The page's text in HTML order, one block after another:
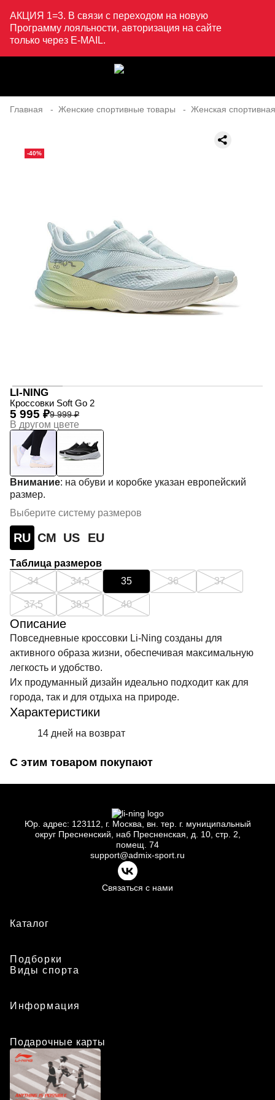
АКЦИЯ 1=3. В связи с переходом на новую
Программу лояльности, авторизация на сайте
только через E-MAIL.
Главная Женские спортивные товары Женская
-40%
LI-NING
Кроссовки Soft Go 2
9 999 ₽
5 995 ₽
В другом цвете
Внимание: на обуви и коробке указан европейский
размер.
Выберите систему размеров
RU СМ US EU
Таблица размеров
34
34,5 35 36 37
37,5 38,5 40
Описание
Повседневные кроссовки Li-Ning созданы для
активного образа жизни, обеспечивая максимальную
легкость и удобство.
Их продуманный дизайн идеально подходит как для
города, так и для отдыха на природе.
Характеристики
14 дней на возврат
С этим товаром покупают
Юр. адрес: 123112, г. Москва, вн. тер. г. муниципальный
округ Пресненский, наб Пресненская, д.
10, стр. 2,
помещ. 74
support@admix-sport.ru
Связаться с нами
Каталог
Подборки
Виды спорта
Информация
Подарочные карты